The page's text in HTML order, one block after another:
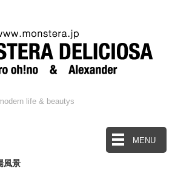
life & beautys
MENU
風景